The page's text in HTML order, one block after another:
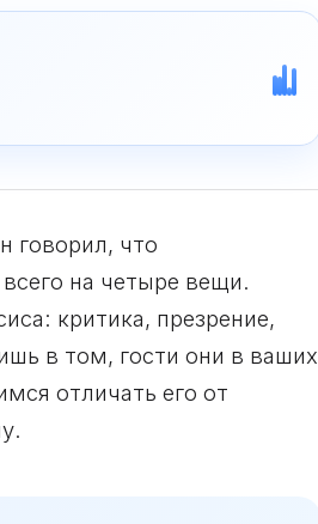
говорил, что
на четыре вещи.
критика, презрение,
в том, гости они в ваших
отличать его от